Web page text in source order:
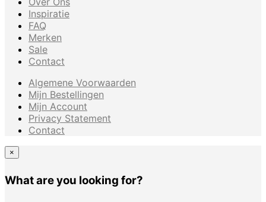
Inspiratie
FAQ
Merken
Sale
Contact
Algemene Voorwaarden
Mijn Bestellingen
Mijn Account
Privacy Statement
Contact
×
What are you looking for?